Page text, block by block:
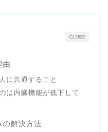
CLOSE
由
に共通すること
は内臓機能が低下して
の解決方法